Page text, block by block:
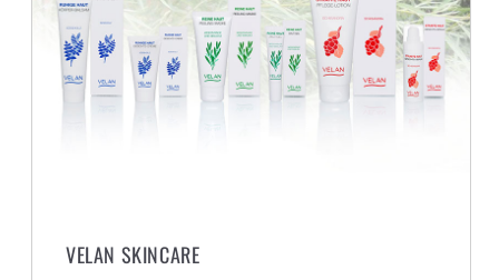
VELAN SKINCARE